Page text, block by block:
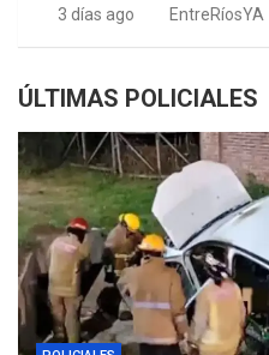
3 días ago EntreRíosYA
ÚLTIMAS POLICIALES